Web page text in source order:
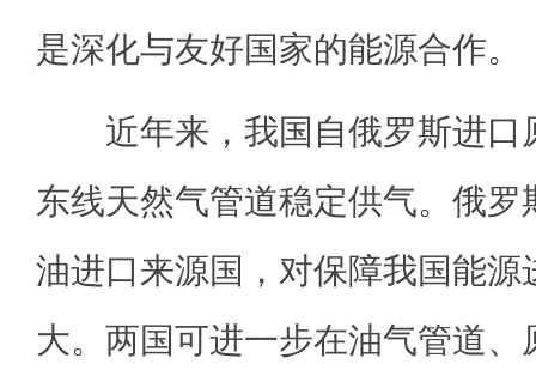
是深化与友好国家的能源合作。
近年来，我国自俄罗斯进口
东线天然气管道稳定供气。俄
油进口来源国，对保障我国能源
大。两国可进一步在油气管道